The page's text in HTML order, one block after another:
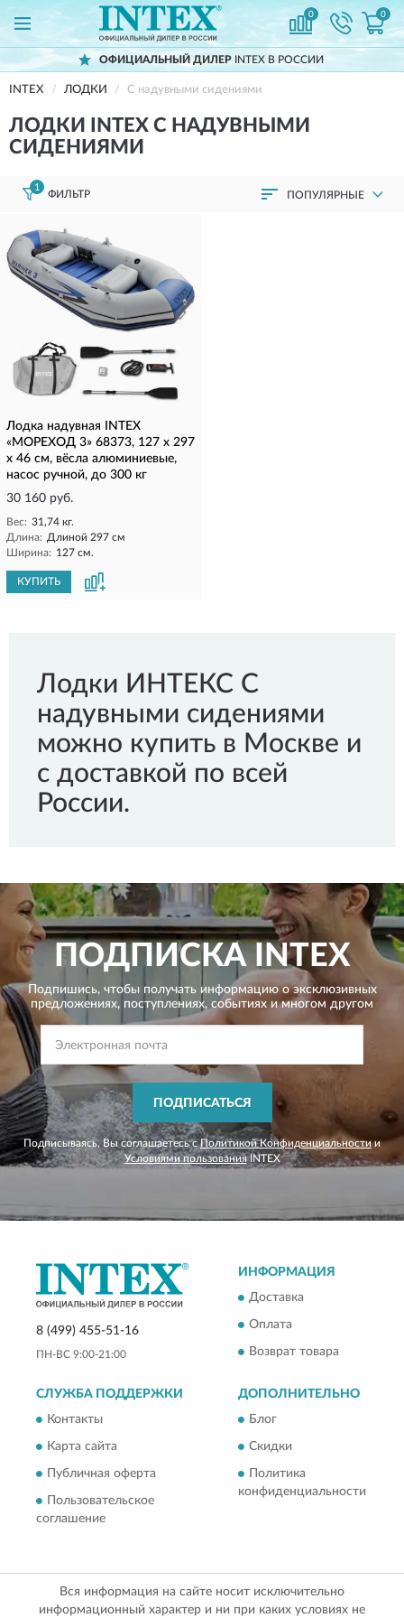
0 0
ОФИЦИАЛЬНЫЙ ДИЛЕР INTEX В РОССИИ
INTEX ЛОДКИ С надувными сидениями
ЛОДКИ INTEX С НАДУВНЫМИ
СИДЕНИЯМИ
1
ФИЛЬТР ПОПУЛЯРНЫЕ
Лодка надувная INTEX
«МОРЕХОД 3» 68373, 127 х 297
х 46 см, вёсла алюминиевые,
насос ручной, до 300 кг
30 160 руб.
Вес: 31,74 кг.
Длина: Длиной 297 см
Ширина: 127 см.
КУПИТЬ
Лодки ИНТЕКС С
надувными сидениями
можно купить в Москве и
с доставкой по всей
России.
ПОДПИСКАINTEX
Подпишись, чтобы получать информацию о эксклюзивных
предложениях, поступлениях, событиях и многом другом
ПОДПИСАТЬСЯ
Подписываясь, Вы соглашаетесь сПолитикой Конфиденциальности и
Условиями пользованияINTEX
8 (499) 455-51-16
ПН-ВС 9:00-21:00
ИНФОРМАЦИЯ
Доставка
Оплата
Возврат товара
СЛУЖБА ПОДДЕРЖКИ
Контакты
Карта сайта
Публичная оферта
Пользовательское
соглашение
ДОПОЛНИТЕЛЬНО
Блог
Скидки
Политика
конфиденциальности
Вся информация на сайте носит исключительно
информационный характер и ни при каких условиях не